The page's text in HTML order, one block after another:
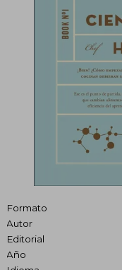
Formato
Autor
Editorial
Año